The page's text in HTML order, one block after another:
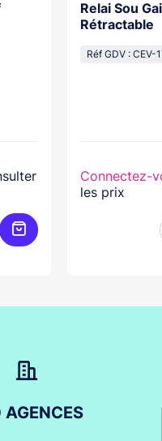
Ajouter au panier
Relai Sou
Rétractable
Réf GDV : CEV-
Connectez-
les prix